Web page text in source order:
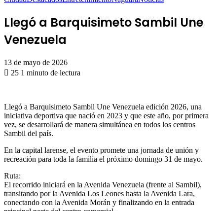
Llegó a Barquisimeto Sambil Une
Venezuela
13 de mayo de 2026
25 1 minuto de lectura
Llegó a Barquisimeto Sambil Une Venezuela edición 2026, una
iniciativa deportiva que nació en 2023 y que este año, por primera
vez, se desarrollará de manera simultánea en todos los centros
Sambil del país.
En la capital larense, el evento promete una jornada de unión y
recreación para toda la familia el próximo domingo 31 de mayo.
Ruta:
El recorrido iniciará en la Avenida Venezuela (frente al Sambil),
transitando por la Avenida Los Leones hasta la Avenida Lara,
conectando con la Avenida Morán y finalizando en la entrada